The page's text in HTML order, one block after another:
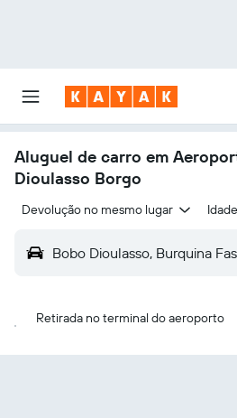
Aluguel de carro em
Dioulasso Borgo
Devolução no mesmo lugar
Bobo Dioulasso, Burquina
Retirada no terminal do aeroporto